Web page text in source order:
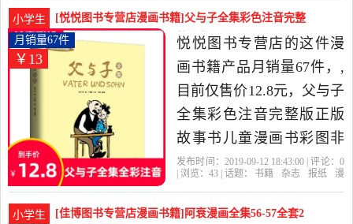
笑校园漫画书9-12岁是2019
年佳博图书专营店精选书
籍,杂志,报纸当中性价比很
高的漫画书籍，由江西 南
昌发货。
小学生
[悦悦图书专营店漫画书籍]父与子全集彩色注音完整
版正版故事书儿月销量67件仅售12.8元
￥13
月销量67件
悦悦图书专营店的这件漫
画书籍产品月销量67件，,
目前仅售价12.8元，父与子
全集彩色注音完整版正版
故事书儿童漫画书彩图非
双语3-6-8-10-12岁小学生一
画小人书少儿经典卜劳恩
发布时间：2019-09-12 18:43:00 | 评论： 0
| 浏览： 43 | 话题： 书籍 杂志 报纸
漫
小学生
[佳博图书专营店漫画书籍]阿衰漫画全集56-57全套2